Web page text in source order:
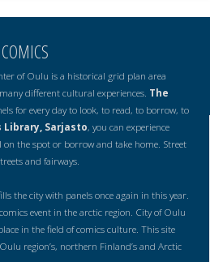
of Oulu is a historical grid plan area
different cultural experiences. The
for every day to look, to read, to borrow, to
Library, Sarjasto, you can experience
the spot or borrow and take home. Street
and fairways.
the city with panels once again in this year.
event in the arctic region. City of Oulu
in the field of comics culture. This site
region’s, northern Finland’s and Arctic